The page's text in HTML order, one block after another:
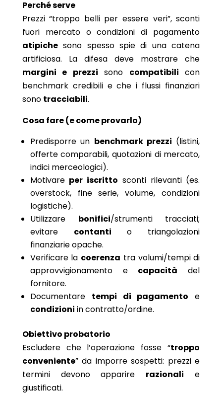
Perché serve
Prezzi “troppo belli per essere veri”, sconti
fuori mercato o condizioni di pagamento
atipichesono spesso spie di una catena
artificiosa. La difesa deve mostrare che
margini e prezzi sono compatibili con
benchmark credibili e che i flussi finanziari
sono tracciabili.
Cosa fare (e come provarlo)
Predisporre un benchmark prezzi (listini,
offerte comparabili, quotazioni di mercato,
indici merceologici).
Motivare per iscritto sconti rilevanti (es.
overstock, fine serie, volume, condizioni
logistiche).
Utilizzare bonifici/strumenti tracciati;
evitare contanti o triangolazioni
finanziarie opache.
Verificare la coerenza tra volumi/tempi di
approvvigionamento e capacità del
fornitore.
Documentare tempi di pagamento e
condizioni in contratto/ordine.
Obiettivo probatorio
Escludere che l’operazione fosse “troppo
conveniente” da imporre sospetti: prezzi e
termini devono apparire razionali e
giustificati.